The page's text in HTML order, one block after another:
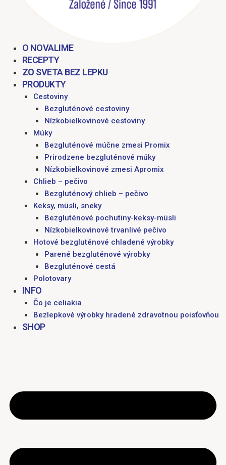
O NOVALIME
RECEPTY
ZO SVETA BEZ LEPKU
PRODUKTY
Cestoviny
Bezgluténové cestoviny
Nízkobielkovinové cestoviny
Múky
Bezgluténové múčne zmesi Promix
Prirodzene bezgluténové múky
Nízkobielkovinové zmesi Apromix
Chlieb – pečivo
Bezgluténový chlieb – pečivo
Keksy, müsli, sneky
Bezgluténové pochutiny-keksy-müsli
Nízkobielkovinové trvanlivé pečivo
Hotové bezgluténové chladené výrobky
Parené bezgluténové výrobky
Bezgluténové cestá
Polotovary
INFO
Čo je celiakia
Bezlepkové výrobky hradené zdravotnou poisťovňou
SHOP